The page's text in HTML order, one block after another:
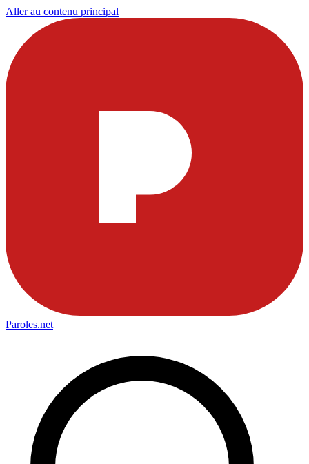
Aller au contenu principal
Paroles.net